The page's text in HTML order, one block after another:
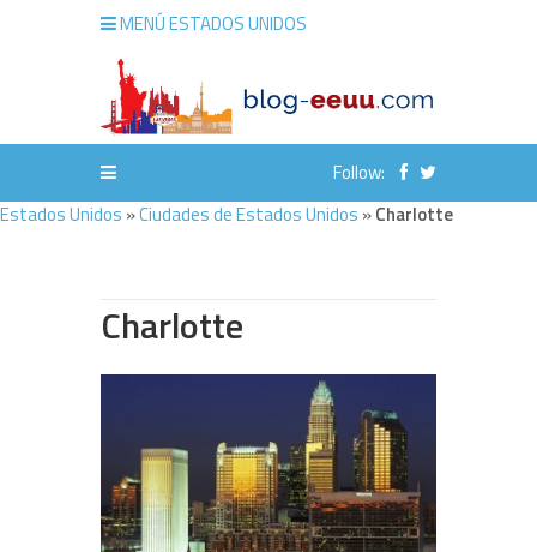
MENÚ ESTADOS UNIDOS
Follow:
Estados Unidos »Ciudades de Estados Unidos »Charlotte
Charlotte